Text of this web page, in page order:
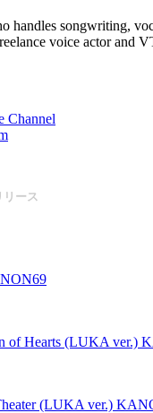
handles songwriting,
voice actor and
ース
of Hearts (LUKA ver.)
(LUKA ver.)